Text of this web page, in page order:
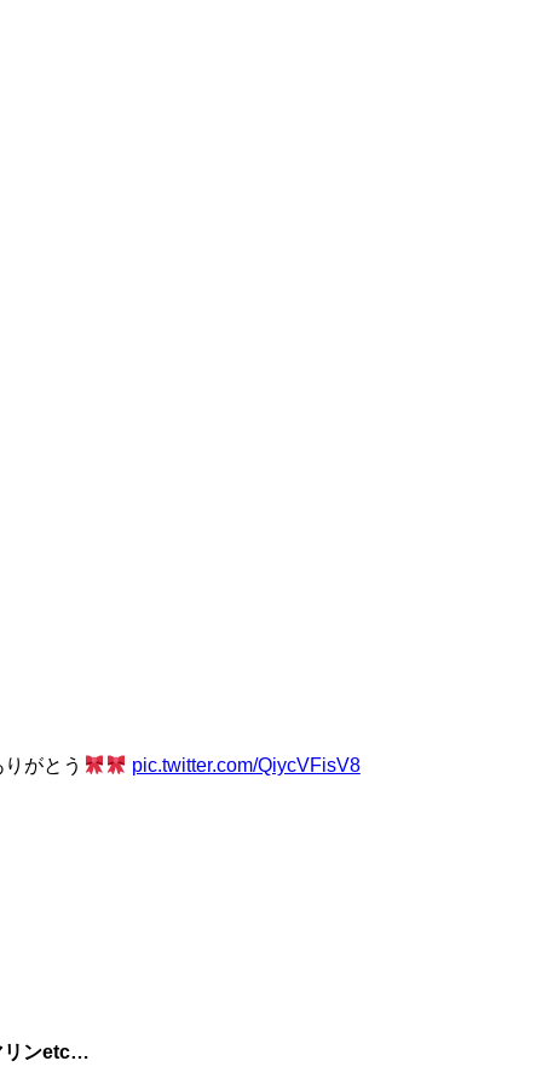
がとう pic.twitter.com/QiycVFisV8
リンetc…